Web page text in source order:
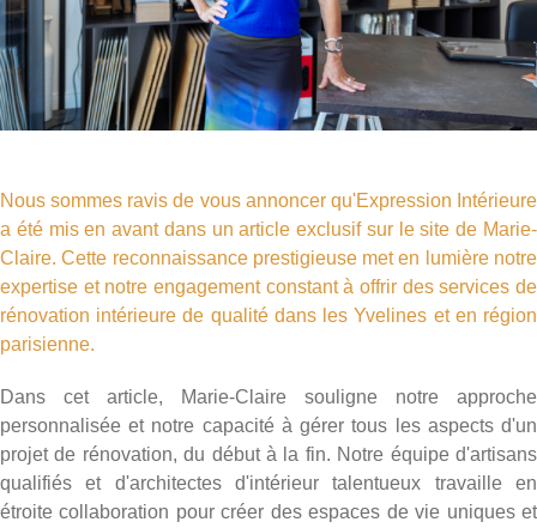
Nous sommes ravis de vous annoncer qu'Expression Intérieure
a été mis en avant dans un article exclusif sur le site de Marie-
Claire. Cette reconnaissance prestigieuse met en lumière notre
expertise et notre engagement constant à offrir des services de
rénovation intérieure de qualité dans les Yvelines et en région
parisienne.
Dans cet article, Marie-Claire souligne notre approche
personnalisée et notre capacité à gérer tous les aspects d'un
projet de rénovation, du début à la fin. Notre équipe d'artisans
qualifiés et d'architectes d'intérieur talentueux travaille en
étroite collaboration pour créer des espaces de vie uniques et